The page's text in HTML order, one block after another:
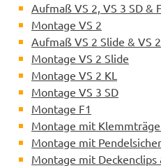
Aufmaß VS 2, VS 3 SD &
Montage VS 2
Aufmaß VS 2 Slide & VS 2
Montage VS 2 Slide
Montage VS 2 KL
Montage VS 3 SD
Montage F1
Montage mit
Montage mit
Montage mit Deckenclips